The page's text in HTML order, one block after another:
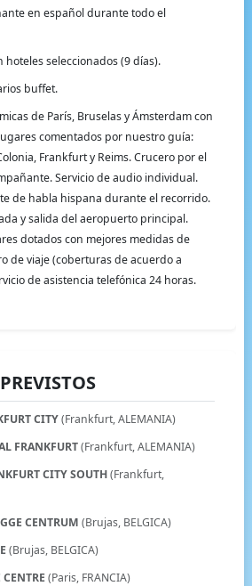
en español durante todo el
hoteles seleccionados (9 días).
buffet.
de París, Bruselas y Ámsterdam con
comentados por nuestro guía:
Frankfurt y Reims. Crucero por el
Servicio de audio individual.
de habla hispana durante el recorrido.
y salida del aeropuerto principal.
dotados con mejores medidas de
de viaje (coberturas de acuerdo a
de asistencia telefónica 24 horas.
CITY(Frankfurt, ALEMANIA)
FRANKFURT(Frankfurt, ALEMANIA)
CITY SOUTH(Frankfurt,
CENTRUM (Brujas, BELGICA)
(Brujas, BELGICA)
(Paris, FRANCIA)